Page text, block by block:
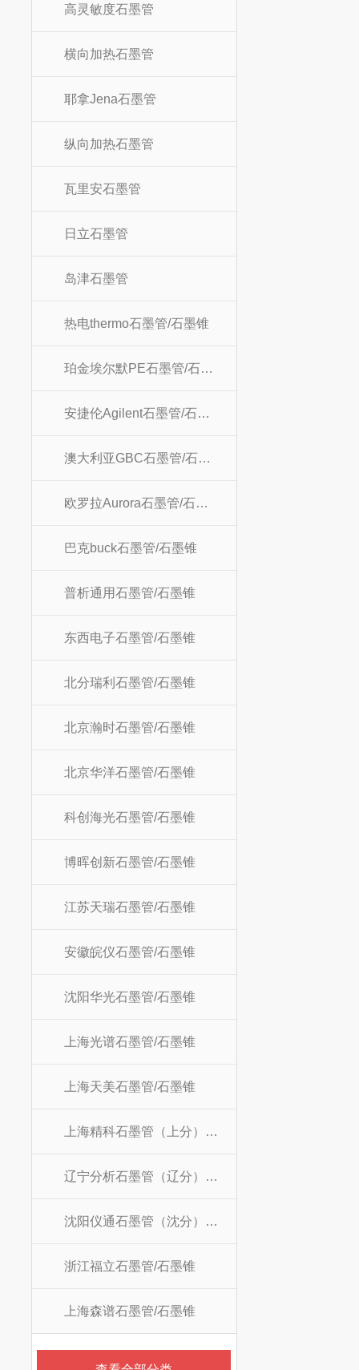
高灵敏度石墨管
横向加热石墨管
耶拿Jena石墨管
纵向加热石墨管
瓦里安石墨管
日立石墨管
岛津石墨管
热电thermo石墨管/石墨锥
珀金埃尔默PE石墨管/石墨锥
安捷伦Agilent石墨管/石墨锥
澳大利亚GBC石墨管/石墨锥
欧罗拉Aurora石墨管/石墨锥
巴克buck石墨管/石墨锥
普析通用石墨管/石墨锥
东西电子石墨管/石墨锥
北分瑞利石墨管/石墨锥
北京瀚时石墨管/石墨锥
北京华洋石墨管/石墨锥
科创海光石墨管/石墨锥
博晖创新石墨管/石墨锥
江苏天瑞石墨管/石墨锥
安徽皖仪石墨管/石墨锥
沈阳华光石墨管/石墨锥
上海光谱石墨管/石墨锥
上海天美石墨管/石墨锥
上海精科石墨管（上分）/石墨锥
辽宁分析石墨管（辽分）/石墨锥
沈阳仪通石墨管（沈分）/石墨锥
浙江福立石墨管/石墨锥
上海森谱石墨管/石墨锥